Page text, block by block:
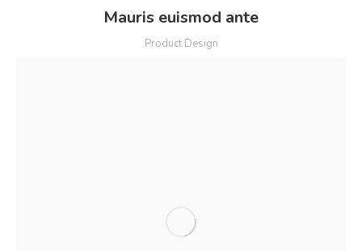
Mauris euismod ante
Product Design